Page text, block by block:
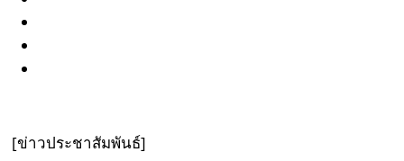
[ข่าวประชาสัมพันธ์]